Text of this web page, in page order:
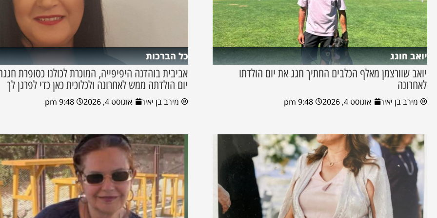
יואב חוגג
יואב שוורצמן מאלף הכלבים החתיך חגג את יום הולדתו
לאחרונה
מירב בן יאיר אוגוסט 4, 2026 9:48 pm
כל הברכות
אביבית בוהדנה היפיפייה, המוכרת לכולנו כסופרת
יום הולדתה ממש לאחרונה ולכלוכית כאן כדי לפרגן לך
מירב בן יאיר אוגוסט 4, 2026 9:48 pm